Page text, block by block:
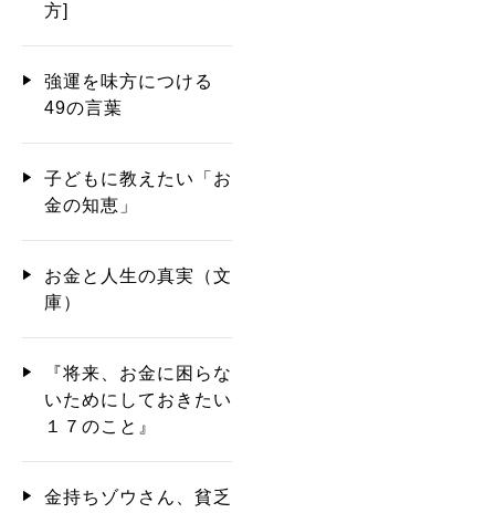
方]
強運を味方につける
49の言葉
子どもに教えたい「お
金の知恵」
お金と人生の真実（文
庫）
『将来、お金に困らな
いためにしておきたい
１７のこと』
金持ちゾウさん、貧乏